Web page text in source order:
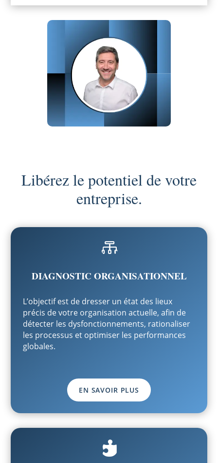
Libérez le potentiel de votre
entreprise.

DIAGNOSTIC ORGANISATIONNEL
L’objectif est de dresser un état des lieux
précis de votre organisation actuelle, afin de
détecter les dysfonctionnements, rationaliser
les processus et optimiser les performances
globales.
EN SAVOIR PLUS
